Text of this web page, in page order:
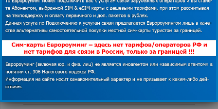
1
ответ
594
просмотров
Заказ #983572] (25.10.2025)
В оаэ симкарта не активна
что делать,как вернуть
деньги Elena271978@...
elena271978спросил